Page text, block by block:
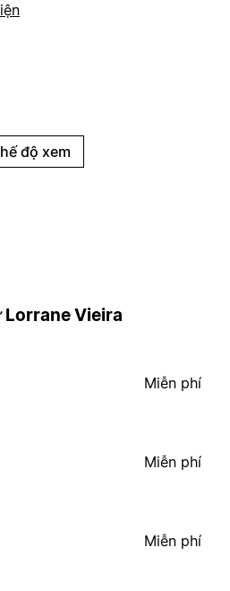
độ xem
Vieira
Miễn phí
Miễn phí
Miễn phí